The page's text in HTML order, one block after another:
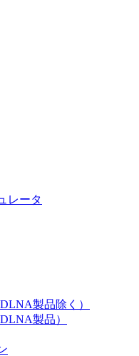
レータ
製品除く）
製品）